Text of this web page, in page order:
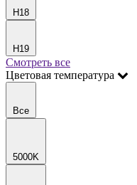
H18
H19
Смотреть все
Цветовая температура
Все
5000K